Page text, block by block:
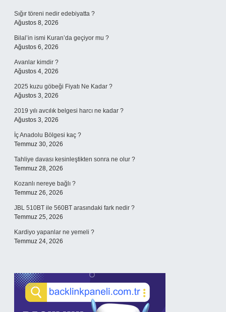
Sığır töreni nedir edebiyatta ?
Ağustos 8, 2026
Bilal’in ismi Kuran’da geçiyor mu ?
Ağustos 6, 2026
Avanlar kimdir ?
Ağustos 4, 2026
2025 kuzu göbeği Fiyatı Ne Kadar ?
Ağustos 3, 2026
2019 yılı avcılık belgesi harcı ne kadar ?
Ağustos 3, 2026
İç Anadolu Bölgesi kaç ?
Temmuz 30, 2026
Tahliye davası kesinleştikten sonra ne olur ?
Temmuz 28, 2026
Kozanlı nereye bağlı ?
Temmuz 26, 2026
JBL 510BT ile 560BT arasındaki fark nedir ?
Temmuz 25, 2026
Kardiyo yapanlar ne yemeli ?
Temmuz 24, 2026